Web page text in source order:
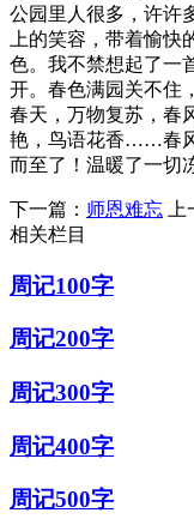
公园里人很多，许许
上的笑容，带着愉
色。我不禁想起了一
开。春色满园关不住
春天，万物复苏，春
艳，鸟语花香……春
而至了！温暖了一
下一篇： 师恩难忘
相关栏目
周记100字
周记200字
周记300字
周记400字
周记500字